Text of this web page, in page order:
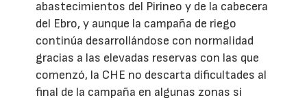
abastecimientos del Pirineo y de la cabecera
del Ebro, y aunque la campaña de riego
continúa desarrollándose con normalidad
gracias a las elevadas reservas con las que
comenzó, la CHE no descarta dificultades al
final de la campaña en algunas zonas si